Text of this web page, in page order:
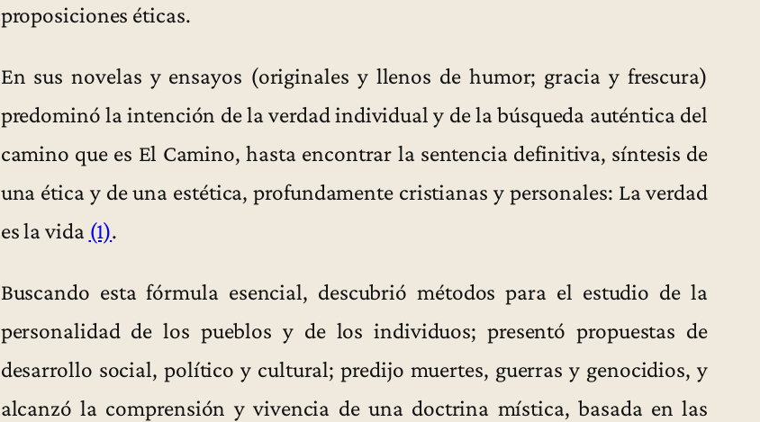
proposiciones éticas.
En sus novelas y ensayos (originales y llenos de humor; gracia y frescura)
predominó la intención de la verdad individual y de la búsqueda auténtica del
camino que es El Camino, hasta encontrar la sentencia definitiva, síntesis de
una ética y de una estética, profundamente cristianas y personales: La verdad
es la vida (1).
Buscando esta fórmula esencial, descubrió métodos para el estudio de la
personalidad de los pueblos y de los individuos; presentó propuestas de
desarrollo social, político y cultural; predijo muertes, guerras y genocidios, y
alcanzó la comprensión y vivencia de una doctrina mística, basada en las